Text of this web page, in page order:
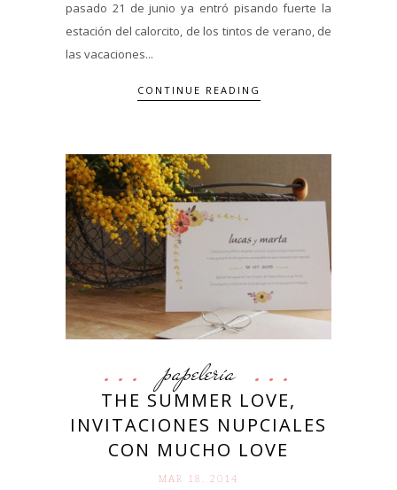
pasado 21 de junio ya entró pisando fuerte la
estación del calorcito, de los tintos de verano, de
las vacaciones...
CONTINUE READING
papelería
THE SUMMER LOVE,
INVITACIONES NUPCIALES
CON MUCHO LOVE
MAR 18. 2014